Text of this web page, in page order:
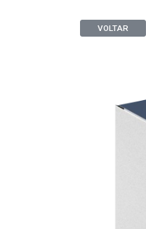
VOLTAR